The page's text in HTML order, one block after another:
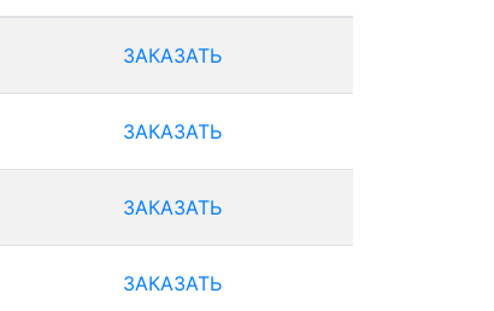
ЗАКАЗАТЬ
ЗАКАЗАТЬ
ЗАКАЗАТЬ
ЗАКАЗАТЬ